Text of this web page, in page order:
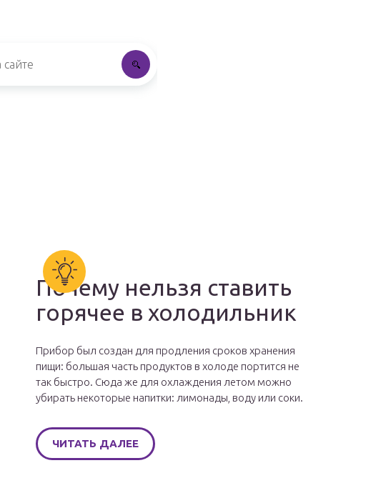
Почему нельзя ставить
горячее в холодильник
Прибор был создан для продления сроков хранения
пищи: большая часть продуктов в холоде портится не
так быстро. Сюда же для охлаждения летом можно
убирать некоторые напитки: лимонады, воду или соки.
ЧИТАТЬ ДАЛЕЕ